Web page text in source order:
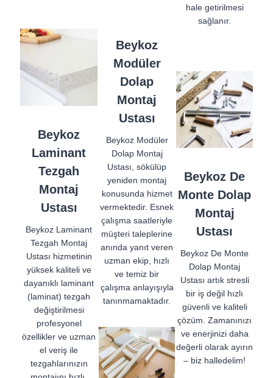
hale getirilmesi
sağlanır.
Beykoz
Laminant
Tezgah
Montaj
Ustası
Beykoz Laminant
Tezgah Montaj
Ustası hizmetinin
yüksek kaliteli ve
dayanıklı laminant
(laminat) tezgah
değiştirilmesi
profesyonel
özellikler ve uzman
el veriş ile
tezgahlarınızın
Beykoz
Modüler
Dolap
Montaj
Ustası
Beykoz Modüler
Dolap Montaj
Ustası, sökülüp
yeniden montaj
konusunda hizmet
vermektedir. Esnek
çalışma saatleriyle
müşteri taleplerine
anında yanıt veren
uzman ekip, hızlı
ve temiz bir
çalışma anlayışıyla
tanınmamaktadır.
Beykoz De
Monte Dolap
Montaj
Ustası
Beykoz De Monte
Dolap Montaj
Ustası artık stresli
bir iş değil hızlı
güvenli ve kaliteli
çözüm. Zamanınızı
ve enerjinizi daha
değerli olarak ayırın
– biz halledelim!